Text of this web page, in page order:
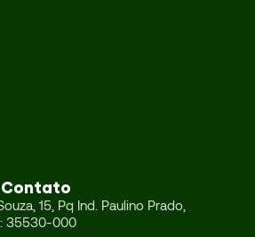
15, Pq Ind. Paulino Prado,
35530-000